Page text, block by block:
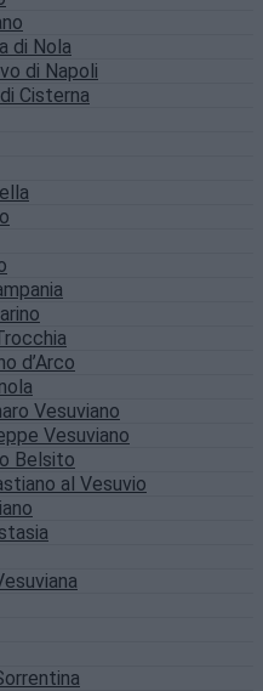
di Nola
di Napoli
Cisterna
d’Arco
Vesuviano
Vesuviano
Belsito
al Vesuvio